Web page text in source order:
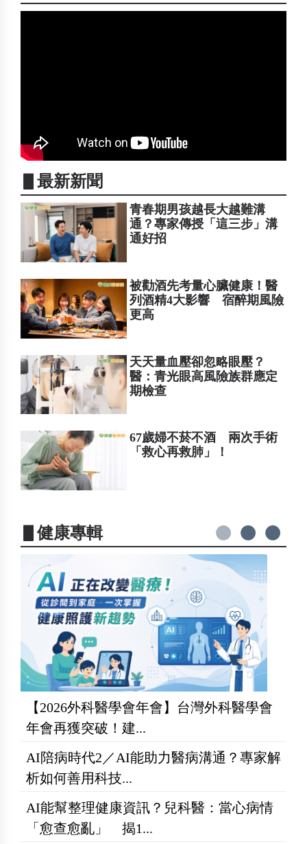
▋最新新聞
青春期男孩越長大越難溝
通？專家傳授「這三步」溝
通好招
被勸酒先考量心臟健康！醫
列酒精4大影響 宿醉期風險
更高
天天量血壓卻忽略眼壓？
醫：青光眼高風險族群應定
期檢查
67歲婦不菸不酒 兩次手術
「救心再救肺」！
▋健康專輯
【2026外科醫學會年會】台灣外科醫學會
年會再獲突破！建...
AI陪病時代2／AI能助力醫病溝通？專家解
析如何善用科技...
AI能幫整理健康資訊？兒科醫：當心病情
「愈查愈亂」 揭1...